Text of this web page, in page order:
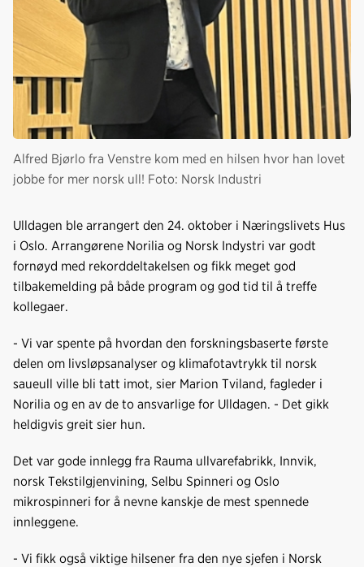
Alfred Bjørlo fra Venstre kom med en hilsen hvor han lovet
jobbe for mer norsk ull! Foto: Norsk Industri
Ulldagen ble arrangert den 24. oktober i Næringslivets Hus
i Oslo. Arrangørene Norilia og Norsk Indystri var godt
fornøyd med rekorddeltakelsen og fikk meget god
tilbakemelding på både program og god tid til å treffe
kollegaer.
- Vi var spente på hvordan den forskningsbaserte første
delen om livsløpsanalyser og klimafotavtrykk til norsk
saueull ville bli tatt imot, sier Marion Tviland, fagleder i
Norilia og en av de to ansvarlige for Ulldagen. - Det gikk
heldigvis greit sier hun.
Det var gode innlegg fra Rauma ullvarefabrikk, Innvik,
norsk Tekstilgjenvining, Selbu Spinneri og Oslo
mikrospinneri for å nevne kanskje de mest spennede
innleggene.
- Vi fikk også viktige hilsener fra den nye sjefen i Norsk